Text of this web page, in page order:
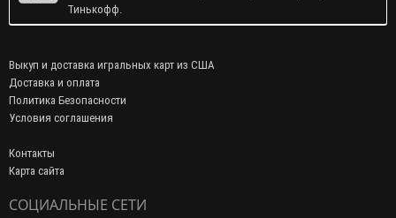
Тинькофф.
Выкуп и доставка игральных карт из США
Доставка и оплата
Политика Безопасности
Условия соглашения
Контакты
Карта сайта
СОЦИАЛЬНЫЕ СЕТИ